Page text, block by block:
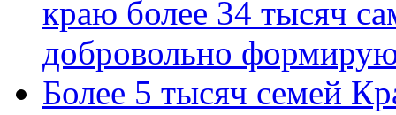
краю более 34 тысяч
добровольно
Более 5 тысяч семей